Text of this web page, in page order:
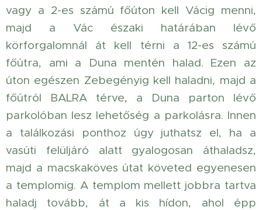
vagy a 2-es számú főúton kell Vácig menni,
majd a Vác északi határában lévő
körforgalomnál át kell térni a 12-es számú
főútra, ami a Duna mentén halad. Ezen az
úton egészen Zebegényig kell haladni, majd a
főútról BALRA térve, a Duna parton lévő
parkolóban lesz lehetőség a parkolásra. Innen
a találkozási ponthoz úgy juthatsz el, ha a
vasúti felüljáró alatt gyalogosan áthaladsz,
majd a macskaköves útat követed egyenesen
a templomig. A templom mellett jobbra tartva
haladj tovább, át a kis hídon, ahol épp